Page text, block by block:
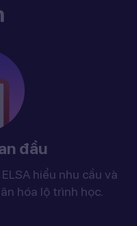
đầu
hiểu nhu cầu và
hóa lộ trình học.